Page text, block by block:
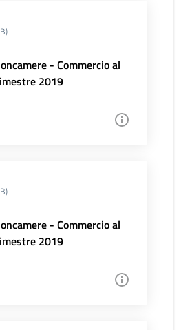
- Commercio al
2019
- Commercio al
2019